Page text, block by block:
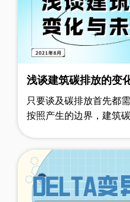
浅谈建筑碳排放的变
只要谈及碳排放首先都
按照产生的边界，建筑